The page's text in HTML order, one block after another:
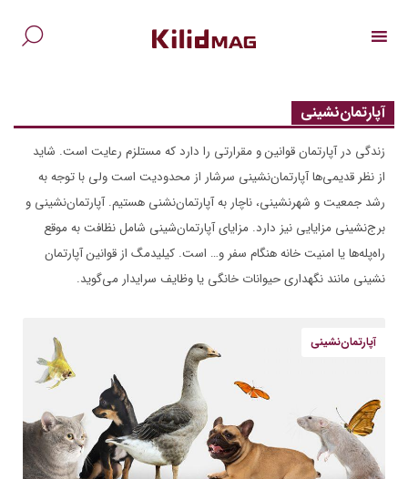
آپارتمان‌نشینی
زندگی در آپارتمان قوانین و مقرارتی را دارد که مستلزم رعایت است. شاید
از نظر قدیمی‌ها آپارتمان‌نشینی سرشار از محدودیت است ولی با توجه به
رشد جمعیت و شهرنشینی، ناچار به آپارتمان‌نشنی هستیم. آپارتمان‌نشینی و
برج‌نشینی مزایایی نیز دارد. مزایای آپارتمان‌شینی شامل نظافت به موقع
راه‌پله‌ها یا امنیت خانه هنگام سفر و… است. کیلیدمگ از قوانین آپارتمان
نشینی مانند نگهداری حیوانات خانگی یا وظایف سرایدار می‌گوید.
آپارتمان‌نشینی